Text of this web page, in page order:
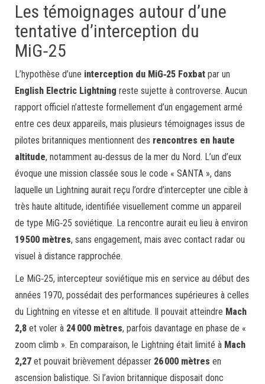
Les témoignages autour d’une
tentative d’interception du
MiG‑25
L’hypothèse d’une interception du MiG‑25 Foxbat par un
English Electric Lightning reste sujette à controverse. Aucun
rapport officiel n’atteste formellement d’un engagement armé
entre ces deux appareils, mais plusieurs témoignages issus de
pilotes britanniques mentionnent des rencontres en haute
altitude, notamment au‑dessus de la mer du Nord. L’un d’eux
évoque une mission classée sous le code « SANTA », dans
laquelle un Lightning aurait reçu l’ordre d’intercepter une cible à
très haute altitude, identifiée visuellement comme un appareil
de type MiG‑25 soviétique. La rencontre aurait eu lieu à environ
19 500 mètres, sans engagement, mais avec contact radar ou
visuel à distance rapprochée.
Le MiG‑25, intercepteur soviétique mis en service au début des
années 1970, possédait des performances supérieures à celles
du Lightning en vitesse et en altitude. Il pouvait atteindre Mach
2,8 et voler à 24 000 mètres, parfois davantage en phase de «
zoom climb ». En comparaison, le Lightning était limité à Mach
2,27 et pouvait brièvement dépasser 26 000 mètres en
ascension balistique. Si l’avion britannique disposait donc